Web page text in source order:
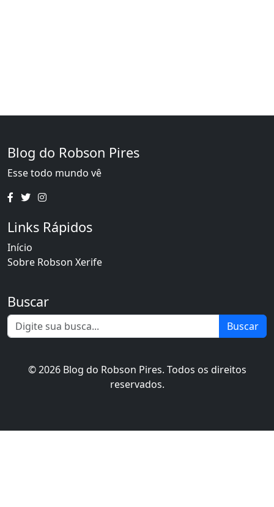
Blog do Robson Pires
Esse todo mundo vê
Links Rápidos
Início
Sobre Robson Xerife
Buscar
Buscar
© 2026 Blog do Robson Pires. Todos os direitos
reservados.